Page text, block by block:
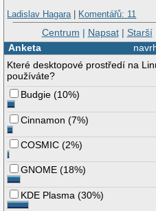
Ladislav Hagara| Komentářů: 11
Centrum | Napsat| Starší
Anketa
Které desktopové prostředí na
používáte?
Budgie (10%)
Cinnamon (7%)
COSMIC (2%)
GNOME (18%)
KDE Plasma (30%)